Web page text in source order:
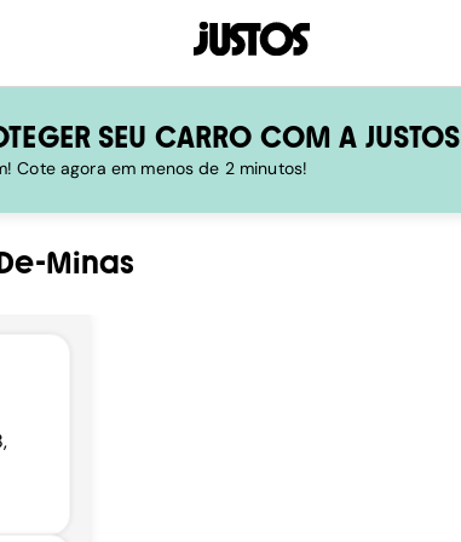
SEU CARRO COM A JUSTOS
Cote agora em menos de 2 minutos!
Minas